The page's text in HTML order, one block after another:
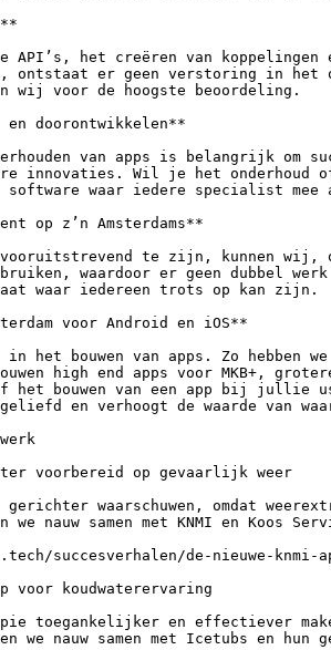
API’s, het creëren van
ontstaat er geen verstoring in het
wij voor de hoogste beoordeling.
en doorontwikkelen**
van apps is belangrijk
innovaties. Wil je het
software waar iedere specialist
op z’n Amsterdams**
te zijn, kunnen wij,
waardoor er geen dubbel
waar iedereen trots op kan zijn.
voor Android en iOS**
in het bouwen van apps. Zo hebben
high end apps voor MKB+,
bouwen van een app bij jullie
en verhoogt de waarde van
voorbereid op gevaarlijk weer
gerichter waarschuwen, omdat
nauw samen met KNMI en Koos
succesverhalen/de-nieuwe-
voor koudwaterervaring
toegankelijker en effectiever
we nauw samen met Icetubs en